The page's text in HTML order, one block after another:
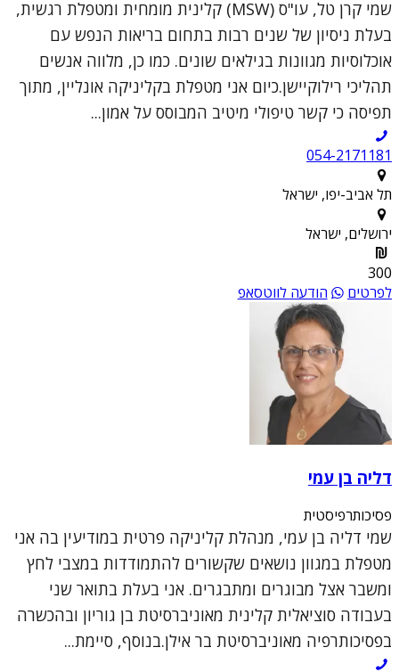
שמי קרן טל, עו"ס (MSW) קלינית מומחית ומטפלת רגשית,
בעלת ניסיון של שנים רבות בתחום בריאות הנפש עם
אוכלוסיות מגוונות בגילאים שונים. כמו כן, מלווה אנשים
תהליכי רילוקיישן.כיום אני מטפלת בקליניקה אונליין, מתוך
תפיסה כי קשר טיפולי מיטיב המבוסס על אמון...
054-2171181
תל אביב-יפו, ישראל
ירושלים, ישראל
300
לפרטים
הודעה לווטסאפ
דליה בן עמי
פסיכותרפיסטית
שמי דליה בן עמי, מנהלת קליניקה פרטית במודיעין בה אני
מטפלת במגוון נושאים שקשורים להתמודדות במצבי לחץ
ומשבר אצל מבוגרים ומתבגרים. אני בעלת בתואר שני
בעבודה סוציאלית קלינית מאוניברסיטת בן גוריון ובהכשרה
בפסיכותרפיה מאוניברסיטת בר אילן.בנוסף, סיימת...